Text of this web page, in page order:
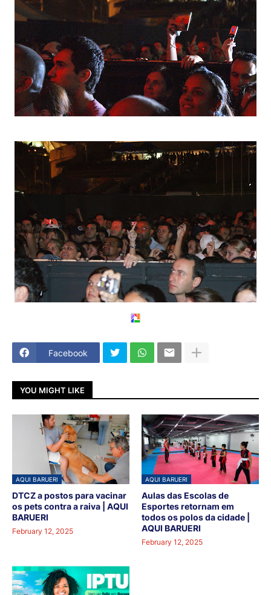
Facebook
YOU MIGHT LIKE
AQUI BARUERI
DTCZ a postos para vacinar
os pets contra a raiva | AQUI
BARUERI
February 12, 2025
AQUI BARUERI
Aulas das Escolas de
Esportes retornam em
todos os polos da cidade |
AQUI BARUERI
February 12, 2025